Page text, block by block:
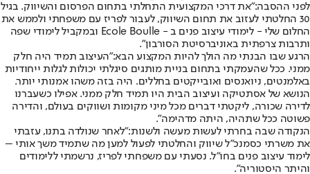
לפני ההסבה:"את דרכי המקצועית התחלתי בתחום הפרסום והשיווק. בגיל
30 החלטתי לעזוב את תחום השיווק, לעבור לפריז עם משפחתי ולממש את
החלום שלי - לימודי עיצוב פנים ב - Ecole Boulle ובמקביל לימודי שפה
ותרבות צרפתית באוניברסיטת הסורבון".
הרגע שבו הבנתי מה הולך להיות המקצוע הבא:"העיצוב תמיד היה חלק
ממני. ככל שהעמקתי בתחום בניית מותגים סיגלתי יכולות לגלות ייחודיות
באלמנטים, ניואנסים ואובייקטים בחללים. היה בזה משהו אמנותי יותר.
הנושא של אסתטיקה ועיצוב הבית היו תמיד חלק ממני. אפילו כשעברנו
לדירה שכורה, ליקטתי דברים מכל מיני מקומות ושווקים בעולם, והדירה
פשוטה ככל שתהיה, היתה מדהימה".
הנקודה שבה בחרתי לעשות מעשה ולשנות:"לאחר שנולדה בתנו, עזבתי
את משרתי כסמנכ"ל שיווק והחלטתי לפעול למען מה שתמיד משך אותי –
לימוד עיצוב פנים בחו"ל. נסעתי עם משפחתי לפריז, נרשמתי ללימודים
והיתר היסטוריה".